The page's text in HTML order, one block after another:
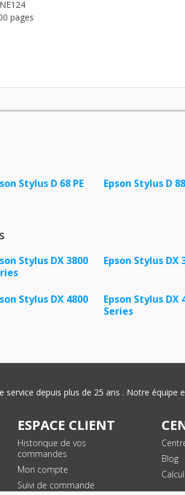
pages
Stylus D 68 PE Epson Stylus D 88
Stylus DX 3800
Epson Stylus DX
Stylus DX 4800
Epson Stylus DX
Series
service depuis plus de 25 ans . Notre
ESPACE CLIENT
Historique de vos
commandes
Mon compte
Suivi de commande
Blog